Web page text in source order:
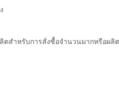
ลิตสำหรับการสั่งซื้อจำนวนมากหรือผ